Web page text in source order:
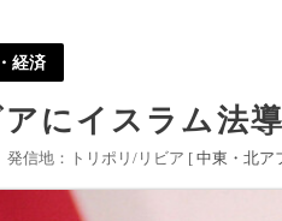
経済
アにイスラム法
発信地：トリポリ/リビア [ 中東・北ア